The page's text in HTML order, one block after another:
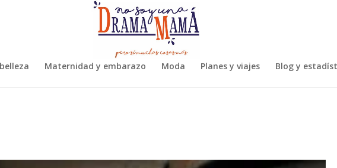
Maternidad y embarazo Moda Planes y viajes Blog y